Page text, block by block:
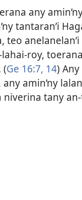
any
tantaran’i
teo
lahai-roy,
(Ge 16:7, 14)
any amin’ny
niverina tany